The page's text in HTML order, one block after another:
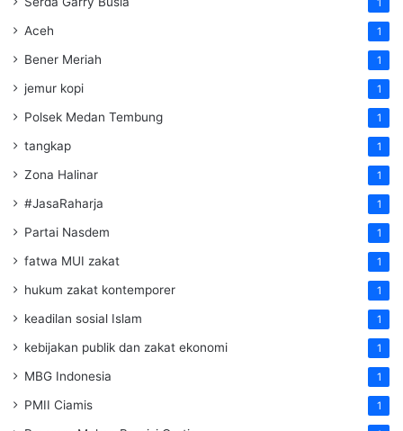
Aceh 1
Bener Meriah 1
jemur kopi 1
Polsek Medan Tembung 1
tangkap 1
Zona Halinar 1
#JasaRaharja 1
Partai Nasdem 1
fatwa MUI zakat 1
hukum zakat kontemporer 1
keadilan sosial Islam 1
kebijakan publik dan zakat ekonomi 1
MBG Indonesia 1
PMII Ciamis 1